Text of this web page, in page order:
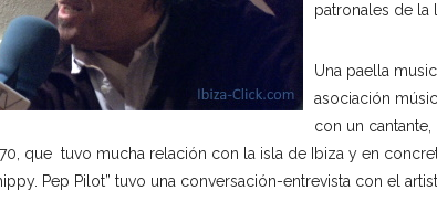
patronales de la
Una paella
asociación
con un
que tuvo mucha relación con la isla de Ibiza y en
Pep Pilot” tuvo una conversación-entrevista con el